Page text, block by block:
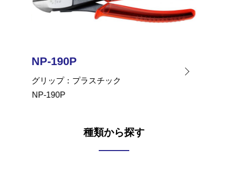
NP-190P
グリップ
プラスチック
NP-190P
種類から探す